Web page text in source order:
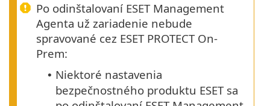
Po odinštalovaní ESET Management
Agenta už zariadenie nebude
spravované cez ESET PROTECT On-
Prem:
• Niektoré nastavenia
bezpečnostného produktu ESET sa